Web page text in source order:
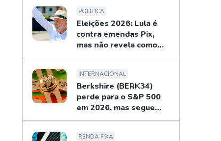
POLÍTICA
Eleições 2026: Lula é
contra emendas Pix,
mas não revela como
combaterá
INTERNACIONAL
Berkshire (BERK34)
perde para o S&P 500
em 2026, mas segue
recompras de Buffett
RENDA FIXA